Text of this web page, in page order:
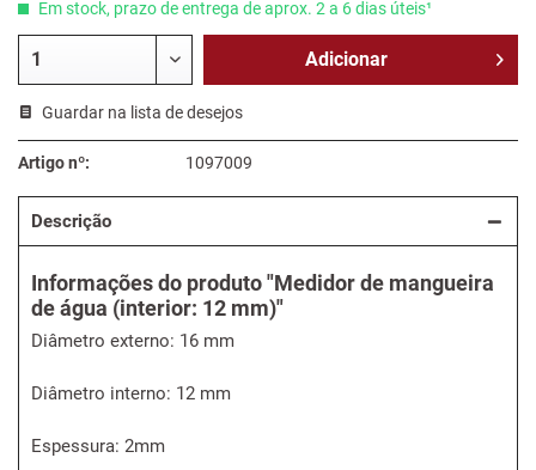
Em stock, prazo de entrega de aprox. 2 a 6 dias úteis¹
Adicionar
Guardar na lista de desejos
Artigo nº: 1097009
Descrição
Informações do produto "Medidor de mangueira
de água (interior: 12 mm)"
Diâmetro externo: 16 mm
Diâmetro interno: 12 mm
Espessura: 2mm